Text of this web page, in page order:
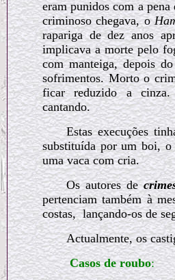
eram punidos com a pena
criminoso chegava, o
rapariga de dez anos
implicava a morte pelo
com manteiga, depois
sofrimentos. Morto o
ficar reduzido a
cantando.
Estas execuções
substituída por um boi, o
uma vaca com cria.
Os autores de
pertenciam também à
costas, lançando-os de
Actualmente, os
Casos de roubo: